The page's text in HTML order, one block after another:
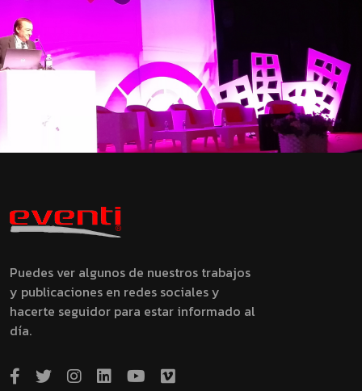
Puedes ver algunos de nuestros trabajos
y publicaciones en redes sociales y
hacerte seguidor para estar informado al
día.